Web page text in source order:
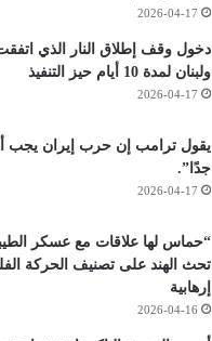
2026-04-17
دخول وقف إطلاق النار الذي
ولبنان لمدة 10 أيام حيز التنفيذ
2026-04-17
يقول ترامب إن حرب إيران يجب
جدًا”.
2026-04-17
“حماس لها علاقات مع عسكر
تحث الهند على تصنيف الحركة
إرهابية
2026-04-16